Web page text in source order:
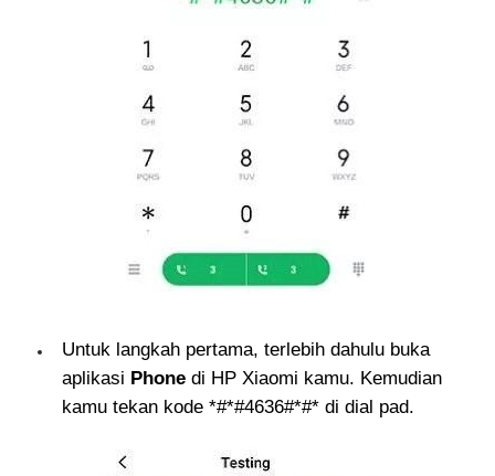
Untuk langkah pertama, terlebih dahulu buka
aplikasi Phone di HP Xiaomi kamu. Kemudian
kamu tekan kode *#*#4636#*#* di dial pad.